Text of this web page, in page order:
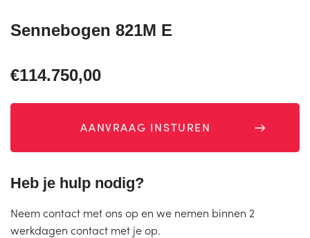
Sennebogen 821M E
€114.750,00
AANVRAAG INSTUREN
Heb je hulp nodig?
Neem contact met ons op en we nemen binnen 2
werkdagen contact met je op.